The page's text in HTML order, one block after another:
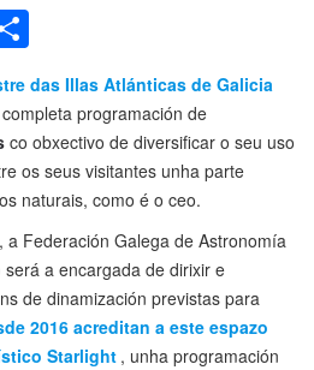
das Illas Atlánticas de Galicia
programación de
co obxectivo de diversificar o seu uso
os seus visitantes unha parte
naturais, como é o ceo.
a Federación Galega de Astronomía
a encargada de dirixir e
de dinamización previstas para
2016 acreditan a este espazo
Starlight , unha programación